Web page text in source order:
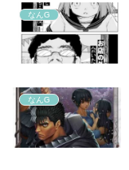
なんG
なんG